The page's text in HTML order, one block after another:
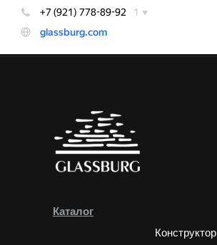
Каталог
Конструктор